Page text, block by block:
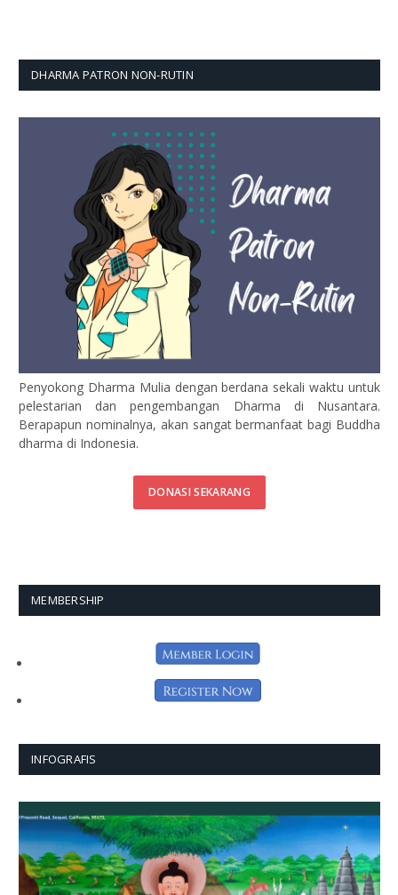
DHARMA PATRON NON-RUTIN
Penyokong Dharma Mulia dengan berdana sekali waktu untuk
pelestarian dan pengembangan Dharma di Nusantara.
Berapapun nominalnya, akan sangat bermanfaat bagi Buddha
dharma di Indonesia.
DONASI SEKARANG
MEMBERSHIP
INFOGRAFIS